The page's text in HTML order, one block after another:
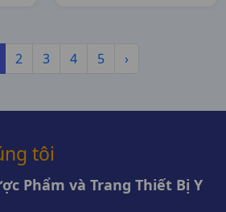
2 3 4 5 ›
tôi
Phẩm và Trang Thiết Bị Y